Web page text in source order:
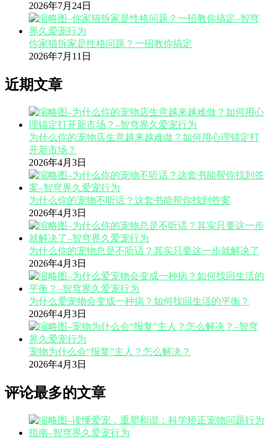
2026年7月24日
你家猫拆家是性格问题？一招教你搞定
2026年7月11日
近期文章
为什么你的宠物店生意越来越难做？如何用心理锚定打
开新市场？
2026年4月3日
为什么你的宠物不听话？这套书能帮你找到答案
2026年4月3日
为什么你的宠物总是不听话？其实只要这一步就解决了
2026年4月3日
为什么爱宠物会变成一种病？如何找回生活的平衡？
2026年4月3日
宠物为什么会“报复”主人？怎么解决？
2026年4月3日
评论最多的文章